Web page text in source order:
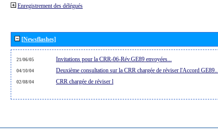
Enregistrement des délégués
[Newsflashes]
21/06/05 Invitations pour la CRR-06-Rév.GE89 envoyées...
04/10/04 Deuxième consultation sur la CRR chargée de réviser l'Accord
02/08/04 CRR chargée de réviser l